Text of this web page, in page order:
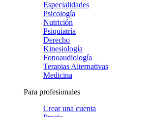
Especialidades
Psicología
Nutrición
Psiquiatría
Derecho
Kinesiología
Fonoaudiología
Terapias Alternativas
Medicina
Para profesionales
Crear una cuenta